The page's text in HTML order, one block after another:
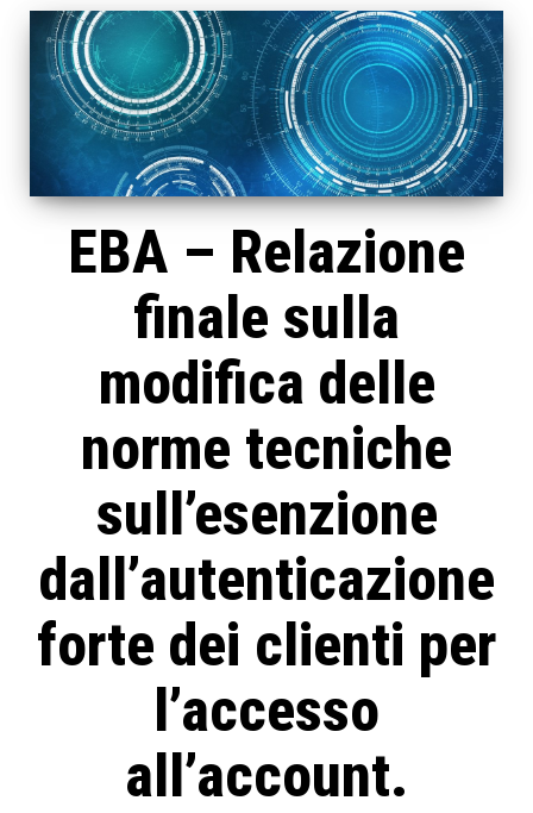
EBA – Relazione
finale sulla
modifica delle
norme tecniche
sull’esenzione
dall’autenticazione
forte dei clienti per
l’accesso
all’account.